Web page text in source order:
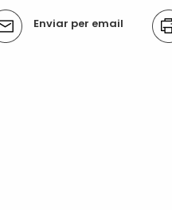
Enviar per email